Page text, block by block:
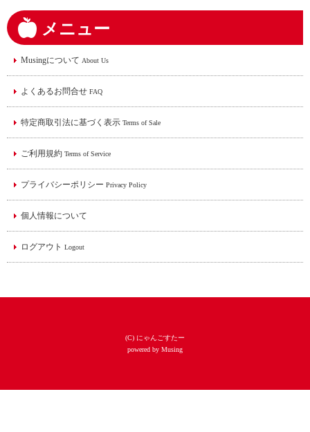
メニュー
Musingについて About Us
よくあるお問合せ FAQ
特定商取引法に基づく表示 Terms of Sale
ご利用規約 Terms of Service
プライバシーポリシー Privacy Policy
個人情報について
ログアウト Logout
(C) にゃんごすたー
powered by Musing